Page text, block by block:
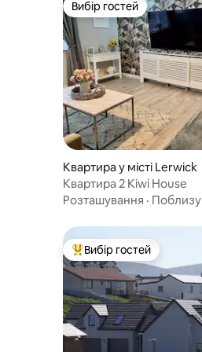
Вибір гостей
Вибір гостей
Квартира у місті Lerwick
Квартира 2 Kiwi House
Розташування · Поблизу
Топ вибір гостей
Вибір гостей